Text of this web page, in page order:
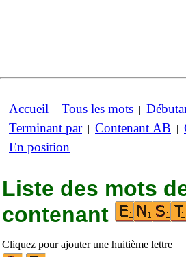
Accueil | Tous les mots |
Terminant par| Contenant AB |
En position
Liste des mots
contenant
Cliquez pour ajouter une huitième lettre